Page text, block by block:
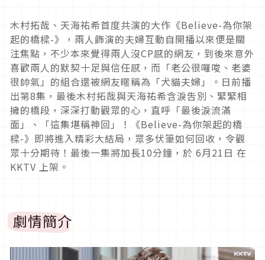
木村拓哉、天海祐希首度共演的大作《Believe-為你架
起的橋樑-》，兩人飾演的夫婦互動自開播以來便是關
注焦點，不少本來覺得兩人沒CP感的網友，到後來意外
喜歡兩人的默契十足與信任感，而「老公很囉唆、老婆
很帥氣」的組合還被網友暱稱為「犬貓夫婦」。日前播
出第8集，最後木村拓哉與天海祐希含淚吿別、緊緊相
擁的橋段，深深打動觀眾的心，直呼「最後淚流滿
面」、「這集堪稱神回」！《Believe-為你架起的橋
樑-》即將進入精彩大結局，眾多伏筆如何回收，令觀
眾十分期待！最後一集將加長10分鐘，於 6月21日 在
KKTV 上架。
劇情簡介